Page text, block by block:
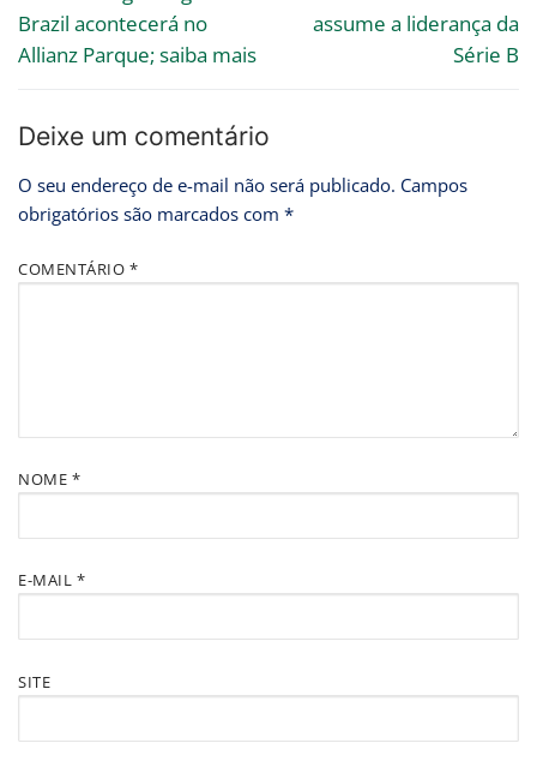
Brazil acontecerá no
Allianz Parque; saiba mais
assume a liderança da
Série B
Deixe um comentário
O seu endereço de e-mail não será publicado. Campos
obrigatórios são marcados com *
COMENTÁRIO *
NOME *
E-MAIL *
SITE